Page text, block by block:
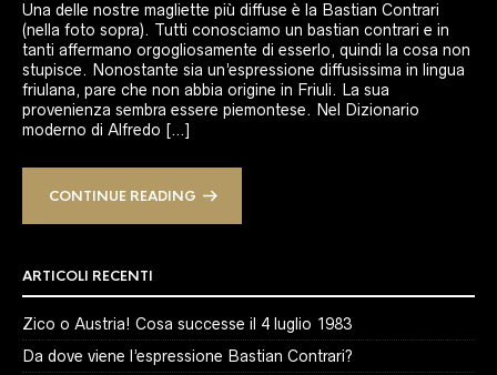
Una delle nostre magliette più diffuse è la Bastian Contrari
(nella foto sopra). Tutti conosciamo un bastian contrari e in
tanti affermano orgogliosamente di esserlo, quindi la cosa non
stupisce. Nonostante sia un’espressione diffusissima in lingua
friulana, pare che non abbia origine in Friuli. La sua
provenienza sembra essere piemontese. Nel Dizionario
moderno di Alfredo […]
CONTINUE READING
ARTICOLI RECENTI
Zico o Austria! Cosa successe il 4 luglio 1983
Da dove viene l’espressione Bastian Contrari?